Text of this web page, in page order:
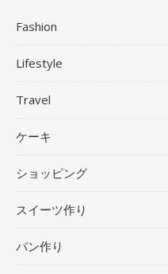
Fashion
Lifestyle
Travel
ケーキ
ショッピング
スイーツ作り
パン作り